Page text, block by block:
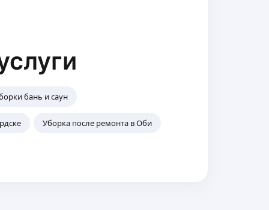
бань и саун
Уборка после ремонта в Оби